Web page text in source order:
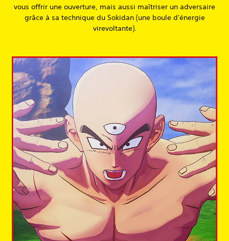
vous offrir une ouverture, mais aussi maîtriser un adversaire
grâce à sa technique du Sokidan (une boule d'énergie
virevoltante).